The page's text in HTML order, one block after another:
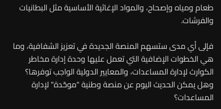
طعام ومياه وإصحاح، والمواد الإغاثية الأساسية مثل البطانيات
والفرشات.
فإلى أي مدى ستسهم المنصة الجديدة في تعزيز الشفافية، وما
هي الخطوات الإضافية التي تعمل عليها وحدة إدارة مخاطر
الكوارث لإدارة المساعدات، والمعايير الدولية الواجب توفرها؟
وهل يمكن الحديث اليوم عن منصة وطنية "موحّدة" لإدارة
المساعدات؟